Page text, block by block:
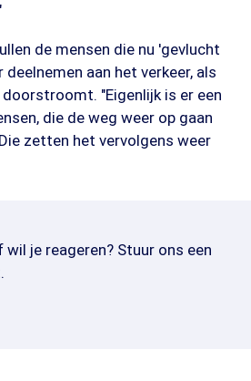
de mensen die nu 'gevlucht
deelnemen aan het verkeer, als
"Eigenlijk is er een
die de weg weer op gaan
zetten het vervolgens weer
wil je reageren? Stuur ons een